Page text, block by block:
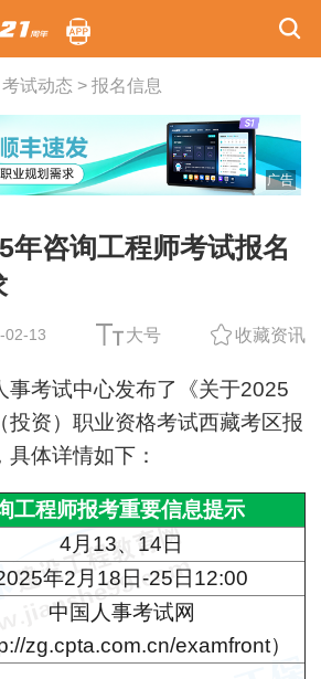
考试动态 > 报名信息
广告
年咨询工程师考试报名
02-13 大号 收藏资讯
考试中心发布了《关于2025
投资）职业资格考试西藏考区报
体详情如下：
工程师报考重要信息提示
4月13、14日
年2月18日-25日12:00
中国人事考试网
zg.cpta.com.cn/examfront）